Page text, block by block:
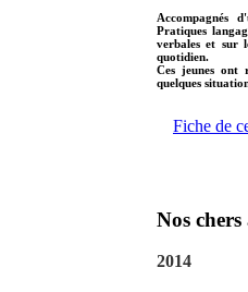
Accompagnés
Pratiques
verbales et sur
quotidien.
Ces jeunes ont
quelques
Fiche de
Nos chers
2014